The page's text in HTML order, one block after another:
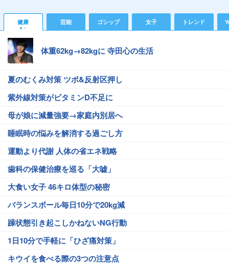
健康 芸能 ゴシップ 女子 トレンド
体重62kg→82kgに 寺田心の生活
夏のむくみ対策 ツボ&反射区押し
紫外線対策がビタミンD不足に
母が娘に減量強要→家庭内別居へ
睡眠時の悩みを解消する過ごし方
運動より代謝 人体の省エネ戦略
歯科の保健治療を巡る「大嘘」
大食い女子 46キロ体型の秘密
バランスボール毎日10分で20kg減
躁状態引き起こしかねないNG行動
1日10分で手軽に「ひざ痛対策」
キウイを食べる際の3つの注意点